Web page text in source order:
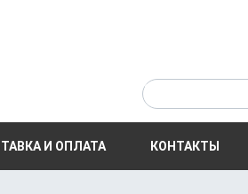
И ОПЛАТА КОНТАКТЫ